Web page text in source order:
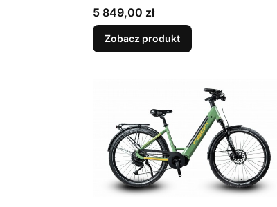
Cena
5 849,00 zł
Zobacz produkt